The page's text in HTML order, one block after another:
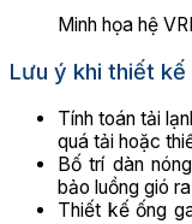
Minh họa hệ
Lưu ý khi thiết kế
Tính toán tải
quá tải hoặc
Bố trí dàn
bảo luồng gió
Thiết kế ống